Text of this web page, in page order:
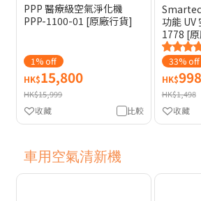
PPP 醫療級空氣淨化機
PPP-1100-01 [原廠行貨]
1% off
HK$15,800
HK$15,999
比較
收藏
功能 UV
33% off
HK$998
HK$1,498
收藏
車用空氣清新機